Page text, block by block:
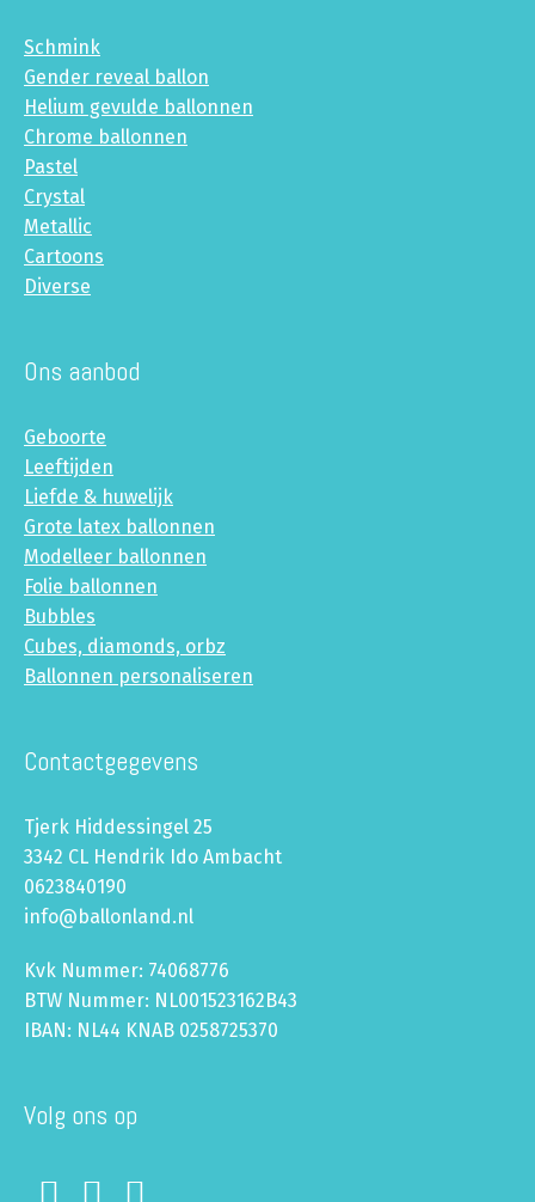
Schmink
Gender reveal ballon
Helium gevulde ballonnen
Chrome ballonnen
Pastel
Crystal
Metallic
Cartoons
Diverse
Ons aanbod
Geboorte
Leeftijden
Liefde & huwelijk
Grote latex ballonnen
Modelleer ballonnen
Folie ballonnen
Bubbles
Cubes, diamonds, orbz
Ballonnen personaliseren
Contactgegevens
Tjerk Hiddessingel 25
3342 CL Hendrik Ido Ambacht
0623840190
info@ballonland.nl
Kvk Nummer: 74068776
BTW Nummer: NL001523162B43
IBAN: NL44 KNAB 0258725370
Volg ons op